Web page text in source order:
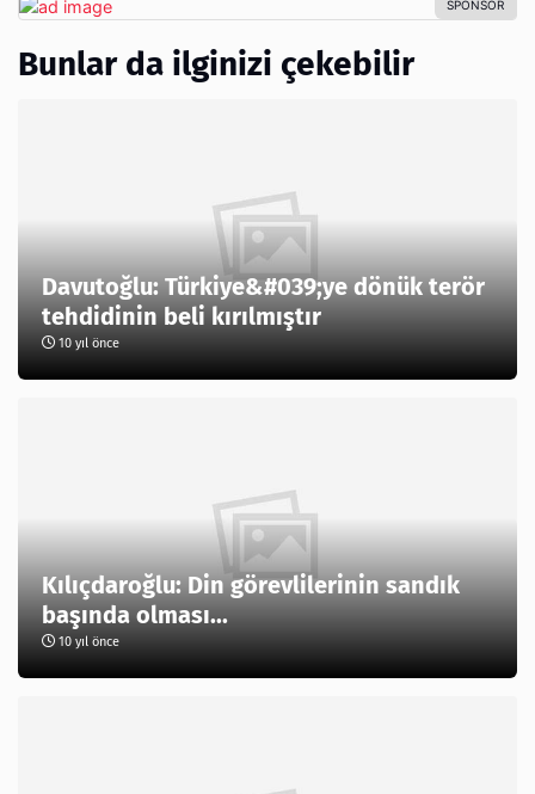
Bunlar da ilginizi çekebilir
Davutoğlu: Türkiye&#039;ye dönük terör
tehdidinin beli kırılmıştır
10 yıl önce
Kılıçdaroğlu: Din görevlilerinin sandık
başında olması...
10 yıl önce